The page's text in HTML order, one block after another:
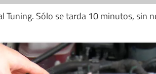
Sólo se tarda 10 minutos, sin